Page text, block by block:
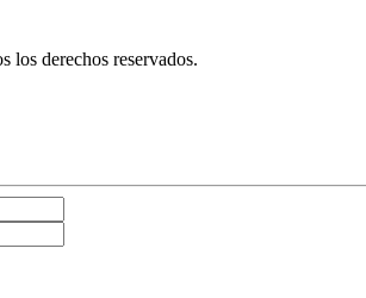
los derechos reservados.